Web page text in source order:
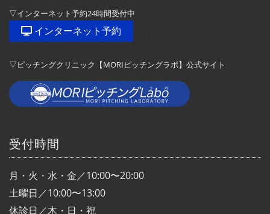
▽インターネット予約24時間受付中
インターネット予約
▽ピッチングクリニック【MORIピッチングラボ】公式サイト
受付時間
月・火・水・金／10:00〜20:00
土曜日／10:00〜13:00
休診日／木・日・祝